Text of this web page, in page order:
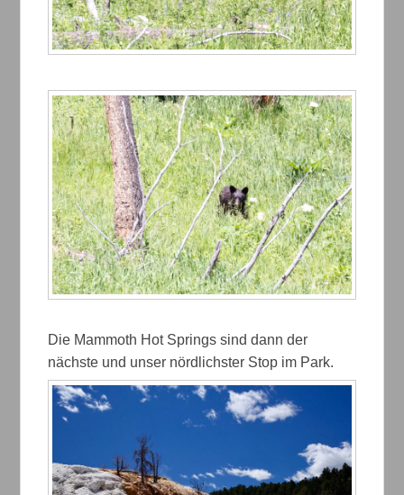
Die Mammoth Hot Springs sind dann der
nächste und unser nördlichster Stop im Park.